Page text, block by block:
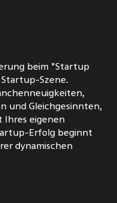
beim "Startup
Szene.
und Gleichgesinnten,
Ihres eigenen
Erfolg beginnt
dynamischen